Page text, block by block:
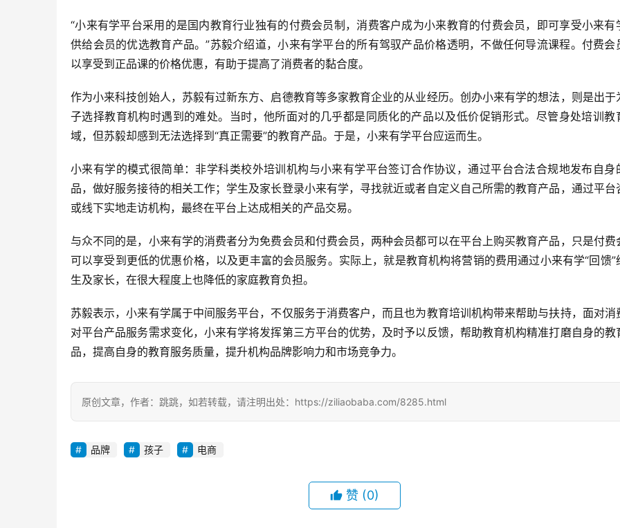
“小来有学平台采用的是国内教育行业独有的付费会员制，消费客户成为小来教育的付费会员，即可享受小来有
供给会员的优选教育产品。”苏毅介绍道，小来有学平台的所有驾驭产品价格透明，不做任何导流课程。付费会
以享受到正品课的价格优惠，有助于提高了消费者的黏合度。
作为小来科技创始人，苏毅有过新东方、启德教育等多家教育企业的从业经历。创办小来有学的想法，则是出于
子选择教育机构时遇到的难处。当时，他所面对的几乎都是同质化的产品以及低价促销形式。尽管身处培训教
域，但苏毅却感到无法选择到“真正需要”的教育产品。于是，小来有学平台应运而生。
小来有学的模式很简单：非学科类校外培训机构与小来有学平台签订合作协议，通过平台合法合规地发布自身
品，做好服务接待的相关工作；学生及家长登录小来有学，寻找就近或者自定义自己所需的教育产品，通过平台
或线下实地走访机构，最终在平台上达成相关的产品交易。
与众不同的是，小来有学的消费者分为免费会员和付费会员，两种会员都可以在平台上购买教育产品，只是付费
可以享受到更低的优惠价格，以及更丰富的会员服务。实际上，就是教育机构将营销的费用通过小来有学“回馈”
生及家长，在很大程度上也降低的家庭教育负担。
苏毅表示，小来有学属于中间服务平台，不仅服务于消费客户，而且也为教育培训机构带来帮助与扶持，面对消
对平台产品服务需求变化，小来有学将发挥第三方平台的优势，及时予以反馈，帮助教育机构精准打磨自身的教
品，提高自身的教育服务质量，提升机构品牌影响力和市场竞争力。
原创文章，作者：跳跳，如若转载，请注明出处：https://ziliaobaba.com/8285.html
品牌 孩子 电商
赞 (0)